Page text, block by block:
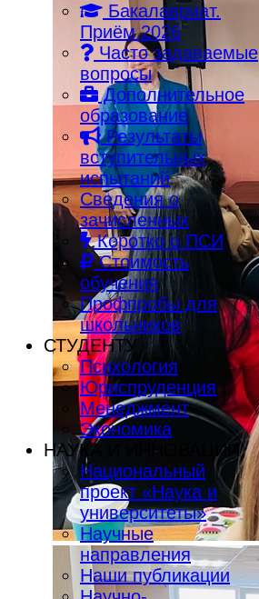
Бакалавриат.
Приём 2026
Часто задаваемые
вопросы
Дополнительное
образование
Результаты
вступительных
испытаний
Сведения о
зачисленных
Коротко о ПСИ
Стоимость
обучения
Профпробы для
школьников
СТУДЕНТУ
Психология
Юриспруденция
Менеджмент
Экономика
НАУКА И ИННОВАЦИИ
Национальный
проект «Наука и
университеты»
Научные
направления
Наши публикации